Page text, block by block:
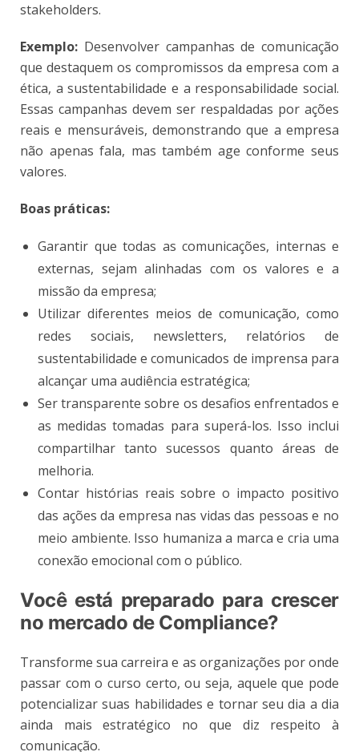
stakeholders.
Exemplo: Desenvolver campanhas de comunicação
que destaquem os compromissos da empresa com a
ética, a sustentabilidade e a responsabilidade social.
Essas campanhas devem ser respaldadas por ações
reais e mensuráveis, demonstrando que a empresa
não apenas fala, mas também age conforme seus
valores.
Boas práticas:
Garantir que todas as comunicações, internas e
externas, sejam alinhadas com os valores e a
missão da empresa;
Utilizar diferentes meios de comunicação, como
redes sociais, newsletters, relatórios de
sustentabilidade e comunicados de imprensa para
alcançar uma audiência estratégica;
Ser transparente sobre os desafios enfrentados e
as medidas tomadas para superá-los. Isso inclui
compartilhar tanto sucessos quanto áreas de
melhoria.
Contar histórias reais sobre o impacto positivo
das ações da empresa nas vidas das pessoas e no
meio ambiente. Isso humaniza a marca e cria uma
conexão emocional com o público.
Você está preparado para crescer
no mercado de Compliance?
Transforme sua carreira e as organizações por onde
passar com o curso certo, ou seja, aquele que pode
potencializar suas habilidades e tornar seu dia a dia
ainda mais estratégico no que diz respeito à
comunicação.